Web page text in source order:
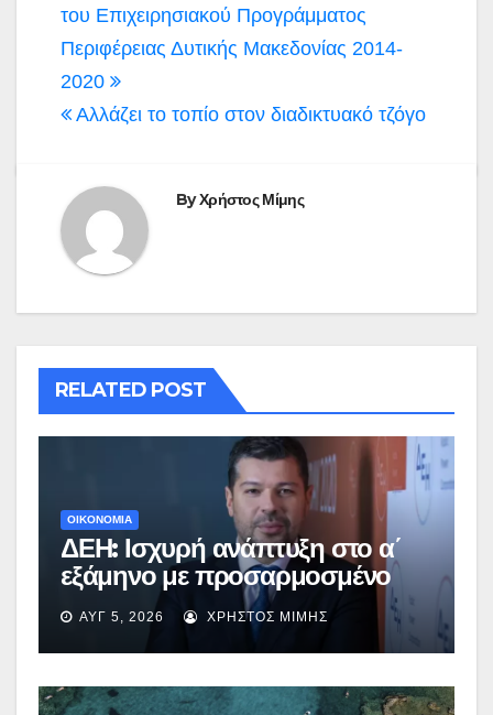
του Επιχειρησιακού Προγράμματος
Περιφέρειας Δυτικής Μακεδονίας 2014-
2020
Αλλάζει το τοπίο στον διαδικτυακό τζόγο
ByΧρήστος Μίμης
RELATED POST
ΟΙΚΟΝΟΜΙΑ
ΔΕΗ: Ισχυρή ανάπτυξη στο α΄
εξάμηνο με προσαρμοσμένο
EBITDA στα €1,2 δισ.
ΑΥΓ 5, 2026 ΧΡΉΣΤΟΣ ΜΊΜΗΣ